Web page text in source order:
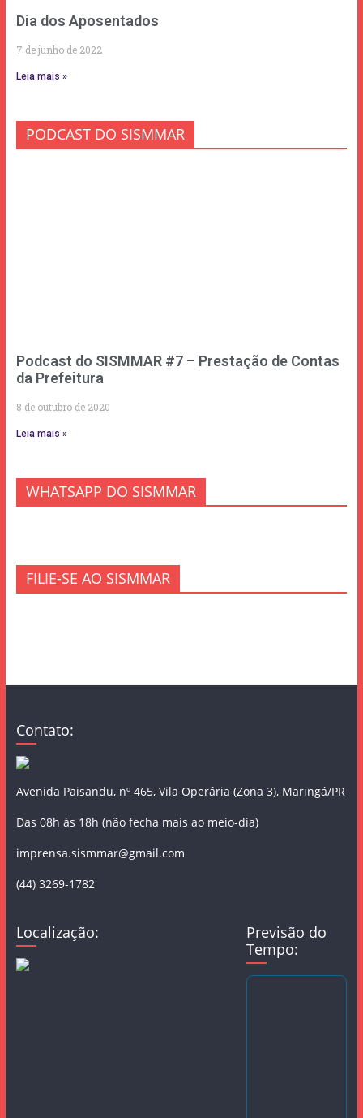
Dia dos Aposentados
7 de junho de 2022
Leia mais »
PODCAST DO SISMMAR
Podcast do SISMMAR #7 – Prestação de Contas
da Prefeitura
8 de outubro de 2020
Leia mais »
WHATSAPP DO SISMMAR
FILIE-SE AO SISMMAR
Contato:
Avenida Paisandu, nº 465, Vila Operária (Zona 3), Maringá/PR
Das 08h às 18h (não fecha mais ao meio-dia)
imprensa.sismmar@gmail.com
(44) 3269-1782
Localização:
Previsão do
Tempo: